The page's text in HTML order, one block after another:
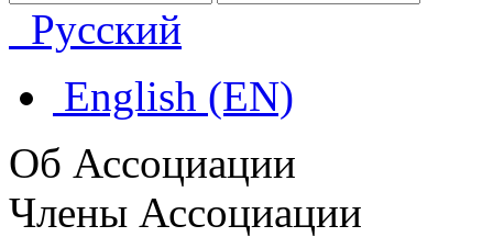
Русский
English (EN)
Об Ассоциации
Члены Ассоциации